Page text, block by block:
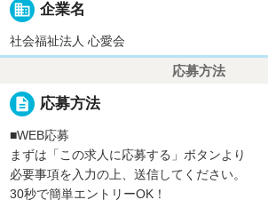
business 企業名
社会福祉法人 心愛会
応募方法
description 応募方法
■WEB応募
まずは「この求人に応募する」ボタンより
必要事項を入力の上、送信してください。
30秒で簡単エントリーOK！